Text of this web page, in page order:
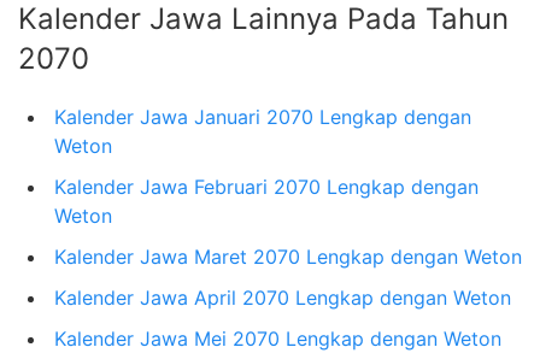
Kalender Jawa Lainnya Pada Tahun
2070
Kalender Jawa Januari 2070 Lengkap dengan
Weton
Kalender Jawa Februari 2070 Lengkap dengan
Weton
Kalender Jawa Maret 2070 Lengkap dengan Weton
Kalender Jawa April 2070 Lengkap dengan Weton
Kalender Jawa Mei 2070 Lengkap dengan Weton